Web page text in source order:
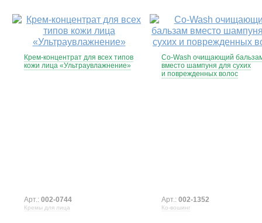
Крем-концентрат для всех типов
кожи лица «Ультраувлажнение»
Кремы для лица
Арт.: 002-0744
Co-Wash очищающий
вместо шампуня для сухих
и поврежденных волос
Ко-вошинг
Арт.: 002-1352